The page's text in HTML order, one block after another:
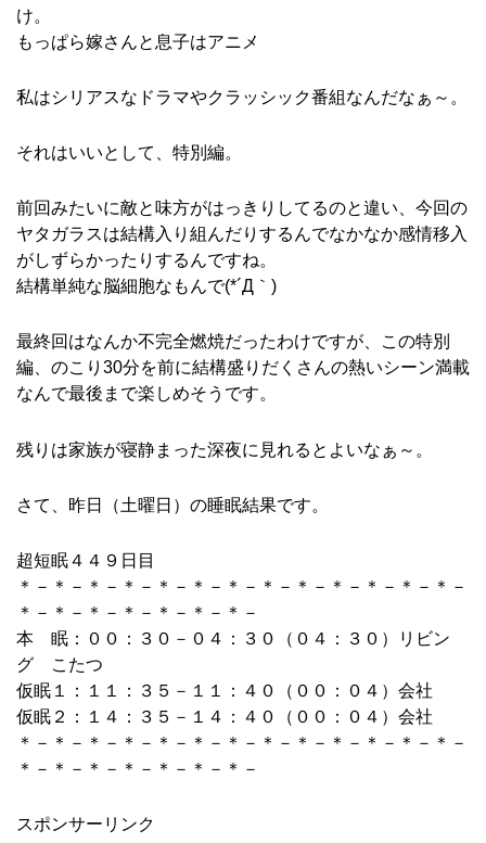
け。
もっぱら嫁さんと息子はアニメ
私はシリアスなドラマやクラッシック番組なんだなぁ～。
それはいいとして、特別編。
前回みたいに敵と味方がはっきりしてるのと違い、今回の
ヤタガラスは結構入り組んだりするんでなかなか感情移入
がしずらかったりするんですね。
結構単純な脳細胞なもんで(*´Д｀)
最終回はなんか不完全燃焼だったわけですが、この特別
編、のこり30分を前に結構盛りだくさんの熱いシーン満載
なんで最後まで楽しめそうです。
残りは家族が寝静まった深夜に見れるとよいなぁ～。
さて、昨日（土曜日）の睡眠結果です。
超短眠４４９日目
＊－＊－＊－＊－＊－＊－＊－＊－＊－＊－＊－＊－＊－
＊－＊－＊－＊－＊－＊－＊－
本 眠：００：３０－０４：３０（０４：３０）リビン
グ こたつ
仮眠１：１１：３５－１１：４０（００：０４）会社
仮眠２：１４：３５－１４：４０（００：０４）会社
＊－＊－＊－＊－＊－＊－＊－＊－＊－＊－＊－＊－＊－
＊－＊－＊－＊－＊－＊－＊－
スポンサーリンク